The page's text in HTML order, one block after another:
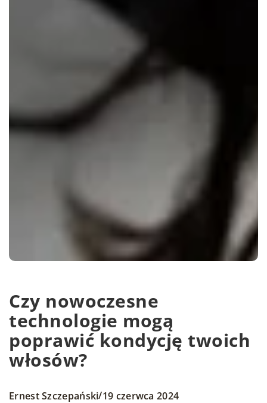
Czy nowoczesne
technologie mogą
poprawić kondycję twoich
włosów?
Ernest Szczepański/19 czerwca 2024